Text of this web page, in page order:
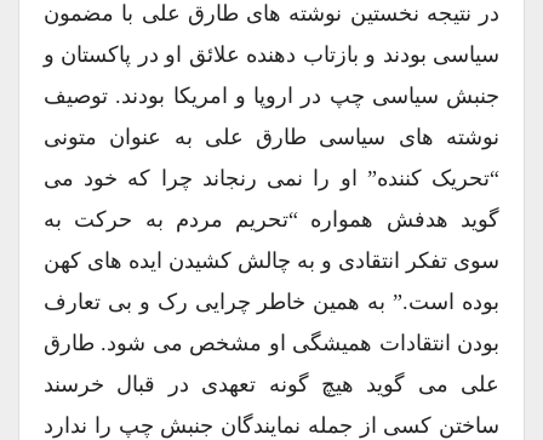
در نتیجه نخستین نوشته های طارق علی با مضمون
سیاسی بودند و بازتاب دهنده علائق او در پاکستان و
جنبش سیاسی چپ در اروپا و امریکا بودند. توصیف
نوشته های سیاسی طارق علی به عنوان متونی
“تحریک کننده” او را نمی رنجاند چرا که خود می
گوید هدفش همواره “تحریم مردم به حرکت به
سوی تفکر انتقادی و به چالش کشیدن ایده های کهن
بوده است.” به همین خاطر چرایی رک و بی تعارف
بودن انتقادات همیشگی او مشخص می شود. طارق
علی می گوید هیچ گونه تعهدی در قبال خرسند
ساختن کسی از جمله نمایندگان جنبش چپ را ندارد